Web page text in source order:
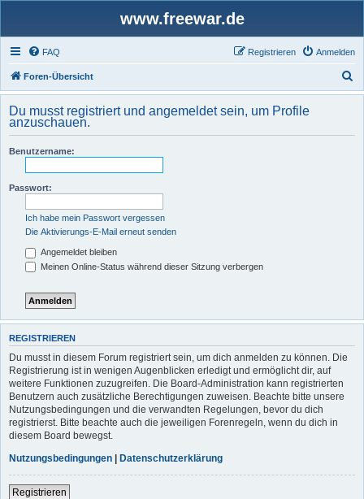
www.freewar.de
FAQ Anmelden
Registrieren
Foren-Übersicht
u
h
Du musst registriert und angemeldet sein, um Profile
anzuschauen.
Benutzername:
Passwort:
Ich habe mein Passwort vergessen
Die Aktivierungs-E-Mail erneut senden
Angemeldet bleiben
Meinen Online-Status während dieser Sitzung verbergen
REGISTRIEREN
Du musst in diesem Forum registriert sein, um dich anmelden zu können. Die
Registrierung ist in wenigen Augenblicken erledigt und ermöglicht dir, auf
weitere Funktionen zuzugreifen. Die Board-Administration kann registrierten
Benutzern auch zusätzliche Berechtigungen zuweisen. Beachte bitte unsere
Nutzungsbedingungen und die verwandten Regelungen, bevor du dich
registrierst. Bitte beachte auch die jeweiligen Forenregeln, wenn du dich in
diesem Board bewegst.
Nutzungsbedingungen | Datenschutzerklärung
Registrieren